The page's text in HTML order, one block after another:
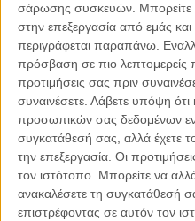
σάρωσης συσκευών. Μπορείτε
στην επεξεργασία από εμάς
περιγράφεται παραπάνω.
πρόσβαση σε πιο λεπτομερείς
προτιμήσεις σας πριν
συναινέσετε. Λάβετε υπόψη ότι
προσωπικών σας δεδομένων
συγκατάθεσή σας, αλλά έχετε
την επεξεργασία. Οι
τον ιστότοπο. Μπορείτε να
ανακαλέσετε τη συγκατάθεσή
επιστρέφοντας σε αυτόν τον
Αντώνιος
Τέμπη: Η
μιας
Γιάννης
στο